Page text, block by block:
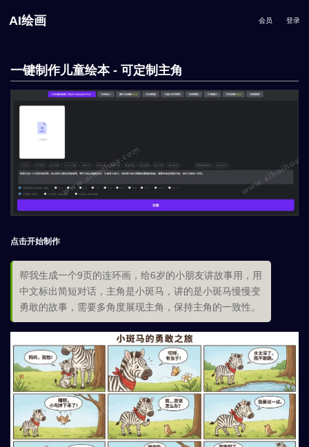
AI绘画 会员 登录
一键制作儿童绘本 - 可定制主角
点击开始制作
帮我生成一个9页的连环画，给6岁的小朋友讲故事用，用
中文标出简短对话，主角是小斑马，讲的是小斑马慢慢变
勇敢的故事，需要多角度展现主角，保持主角的一致性。